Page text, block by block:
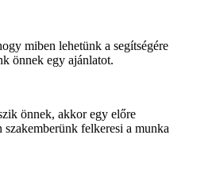
miben lehetünk a segítségére
önnek egy ajánlatot.
önnek, akkor egy előre
szakemberünk felkeresi a munka